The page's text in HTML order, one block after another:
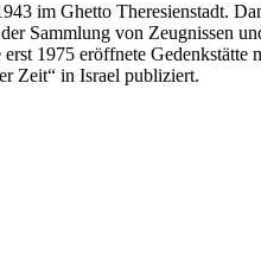
im Ghetto Theresienstadt.
Sammlung von Zeugnissen
1975 eröffnete Gedenkstätte
Zeit“ in Israel publiziert.